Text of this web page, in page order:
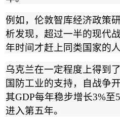
例如，伦敦智库经济政策
析发现，超过一半的现代
年时间才赶上同类国家的
乌克兰在一定程度上得到
国防工业的支持，自战争
其GDP每年稳步增长3%至
进入第五年。